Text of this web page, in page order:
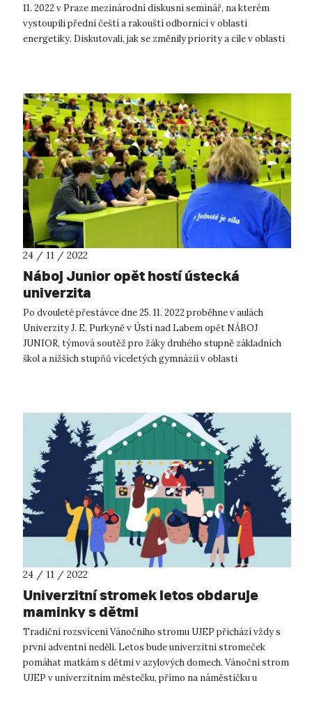
11. 2022 v Praze mezinárodní diskusní seminář, na kterém
vystoupili přední čeští a rakouští odborníci v oblasti
energetiky. Diskutovali, jak se změnily priority a cíle v oblasti
24 / 11 / 2022
Náboj Junior opět hostí ústecká
univerzita
Po dvouleté přestávce dne 25. 11. 2022 proběhne v aulách
Univerzity J. E. Purkyně v Ústí nad Labem opět NÁBOJ
JUNIOR, týmová soutěž pro žáky druhého stupně základních
škol a nižších stupňů víceletých gymnázií v oblasti
24 / 11 / 2022
Univerzitní stromek letos obdaruje
maminky s dětmi
Tradiční rozsvícení Vánočního stromu UJEP přichází vždy s
první adventní nedělí. Letos bude univerzitní stromeček
pomáhat matkám s dětmi v azylových domech. Vánoční strom
UJEP v univerzitním městečku, přímo na náměstíčku u